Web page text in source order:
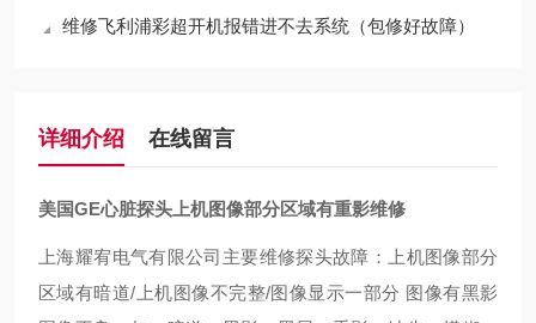
维修飞利浦彩超开机报错进不去系统（包修好故障）
详细介绍 在线留言
美国GE心脏探头上机图像部分区域有重影维修
上海耀宥电气有限公司主要维修探头故障：上机图像部分
区域有暗道/上机图像不完整/图像显示一部分 图像有黑影